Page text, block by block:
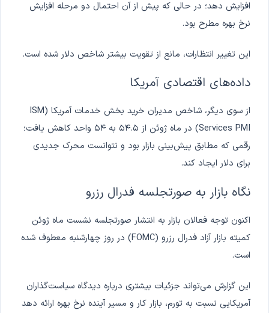
افزایش دهد؛ در حالی که پیش از آن احتمال دو مرحله افزایش
نرخ بهره مطرح بود.
این تغییر انتظارات، مانع از تقویت بیشتر شاخص دلار شده است.
داده‌های اقتصادی آمریکا
از سوی دیگر، شاخص مدیران خرید بخش خدمات آمریکا (ISM
Services PMI) در ماه ژوئن از ۵۴.۵ به ۵۴ واحد کاهش یافت؛
رقمی که مطابق پیش‌بینی بازار بود و نتوانست محرک جدیدی
برای دلار ایجاد کند.
نگاه بازار به صورتجلسه فدرال رزرو
اکنون توجه فعالان بازار به انتشار صورتجلسه نشست ماه ژوئن
کمیته بازار آزاد فدرال رزرو (FOMC) در روز چهارشنبه معطوف شده
است.
این گزارش می‌تواند جزئیات بیشتری درباره دیدگاه سیاست‌گذاران
آمریکایی نسبت به تورم، بازار کار و مسیر آینده نرخ بهره ارائه دهد